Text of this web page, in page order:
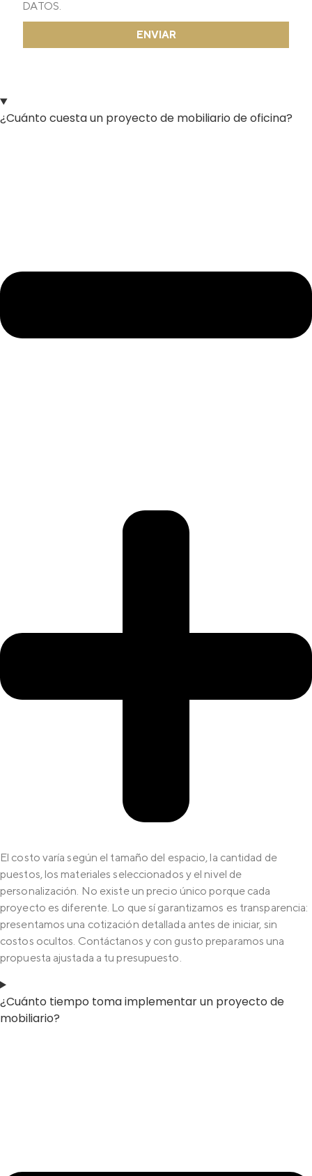
DATOS.
ENVIAR
¿Cuánto cuesta un proyecto de mobiliario de oficina?
El costo varía según el tamaño del espacio, la cantidad de
puestos, los materiales seleccionados y el nivel de
personalización. No existe un precio único porque cada
proyecto es diferente. Lo que sí garantizamos es transparencia:
presentamos una cotización detallada antes de iniciar, sin
costos ocultos. Contáctanos y con gusto preparamos una
propuesta ajustada a tu presupuesto.
¿Cuánto tiempo toma implementar un proyecto de
mobiliario?